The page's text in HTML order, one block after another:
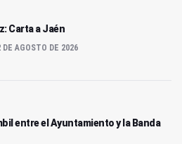
Carta a Jaén
DE AGOSTO DE 2026
entre el Ayuntamiento y la Banda